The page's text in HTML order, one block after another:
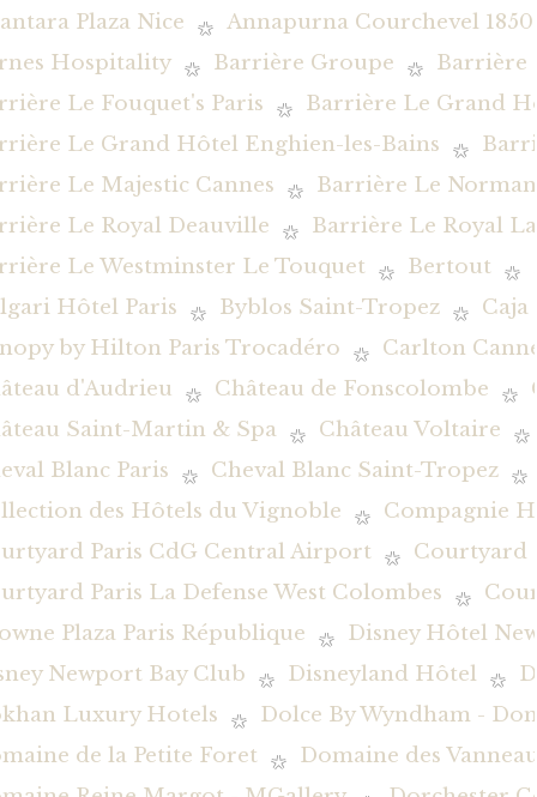
Plaza Nice
Annapurna Courchevel 1850
Hospitality
Barrière Groupe
Barrière
Le Fouquet's Paris
Barrière Le Grand
Le Grand Hôtel Enghien-les-Bains
Le Majestic Cannes
Barrière Le
Le Royal Deauville
Barrière Le Royal
Le Westminster Le Touquet
Bertout
Hôtel Paris
Byblos Saint-Tropez
by Hilton Paris Trocadéro
Carlton
d'Audrieu
Château de Fonscolombe
Saint-Martin & Spa
Château Voltaire
Blanc Paris
Cheval Blanc Saint-Tropez
des Hôtels du Vignoble
Compagnie
Paris CdG Central Airport
Courtyard
Paris La Defense West Colombes
Plaza Paris République
Disney Hôtel
Newport Bay Club
Disneyland Hôtel
Luxury Hotels
Dolce By Wyndham -
de la Petite Foret
Domaine des